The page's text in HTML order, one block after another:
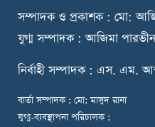
সম্পাদক ও প্রকাশক : মো:
যুগ্ম সম্পাদক : আজিমা
নির্বাহী সম্পাদক : এস. এম.
বার্তা সম্পাদক : মো: মাসুদ রানা
যুগ্ম-ব্যবস্থাপনা পরিচালক :